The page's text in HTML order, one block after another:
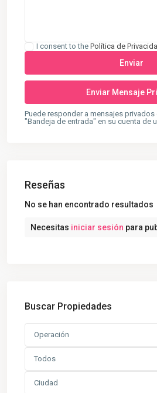
I consent to the Política de
Puede responder a mensajes
"Bandeja de entrada" en su cuenta de
Reseñas
No se han encontrado resultados
Necesitas iniciar sesión para
Buscar Propiedades
Operación
Todos
Ciudad